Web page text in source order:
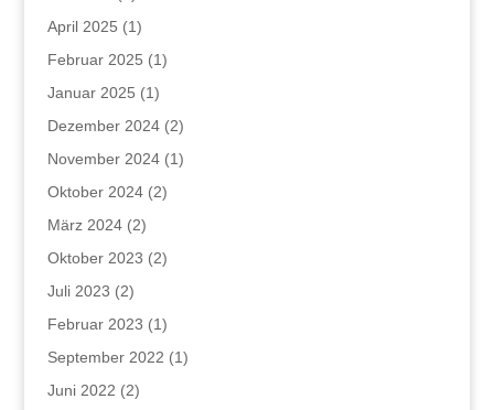
April 2025 (1)
Februar 2025 (1)
Januar 2025 (1)
Dezember 2024(2)
November 2024(1)
Oktober 2024(2)
März 2024(2)
Oktober 2023 (2)
Juli 2023 (2)
Februar 2023 (1)
September 2022 (1)
Juni 2022 (2)